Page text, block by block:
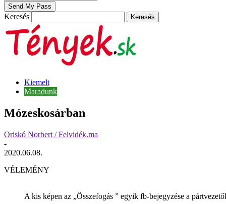
Keresés
Kiemelt
Maradunk
Mózeskosárban
Oriskó Norbert / Felvidék.ma
-
2020.06.08.
VÉLEMÉNY
A kis képen az „Összefogás ” egyik fb-bejegyzése a